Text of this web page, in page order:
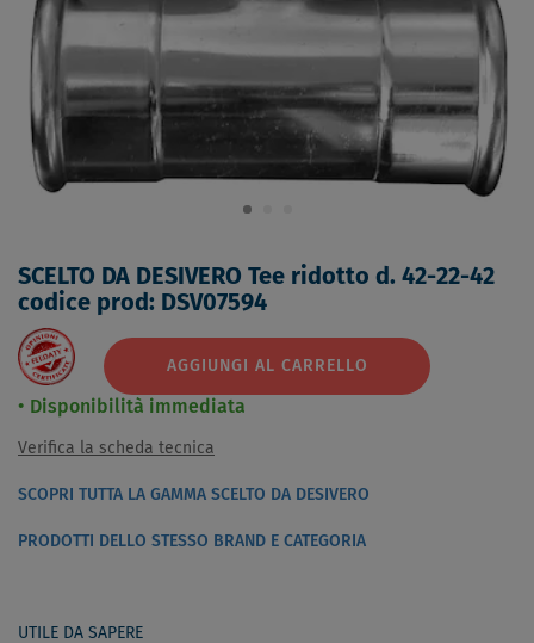
AGGIUNGI AL CARRELLO
SCELTO DA DESIVERO Tee ridotto d. 42-22-42
codice prod: DSV07594
Disponibilità immediata
Verifica la scheda tecnica
SCOPRI TUTTA LA GAMMA SCELTO DA DESIVERO
PRODOTTI DELLO STESSO BRAND E CATEGORIA
UTILE DA SAPERE